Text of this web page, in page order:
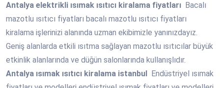
Antalya elektrikli ısımak ısıtıcı kiralama fiyatları Bacalı
mazotlu ısıtıcı fiyatları bacalı mazotlu ısıtıcı fiyatları
kiralama işlerinizi alanında uzman ekibimizle yanınızdayız.
Geniş alanlarda etkili ısıtma sağlayan mazotlu ısıtıcılar büyük
etkinlik alanlarında ve düğün salonlarında kullanışlıdır.
Antalya ısımak ısıtıcı kiralama istanbul
Endüstriyel ısımak